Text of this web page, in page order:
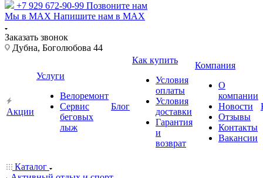
+7 929 672-90-99 Позвоните нам
Мы в MAX Напишите нам в MAX
Заказать звонок
Дубна, Боголюбова 44
Акции
Услуги
Велоремонт
Сервис
беговых
лыж
Блог
Как купить
Условия
оплаты
Условия
доставки
Гарантия
и
возврат
Компания
О
компании
Новости
Отзывы
Контакты
Вакансии
Каталог